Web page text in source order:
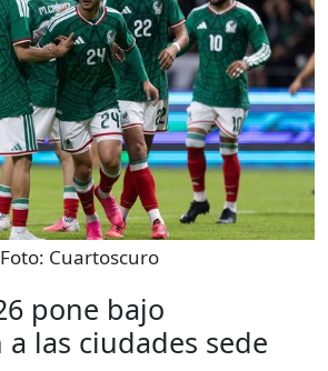
Foto: Cuartoscuro
pone bajo
las ciudades sede